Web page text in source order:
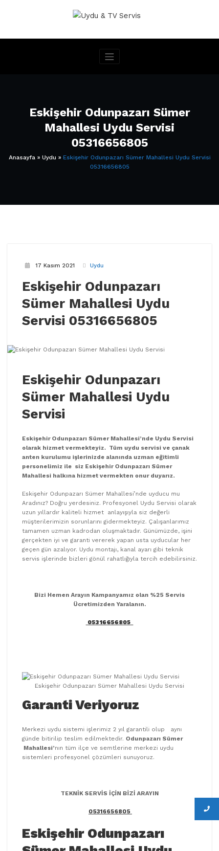
Eskişehir Odunpazarı Sümer
Mahallesi Uydu Servisi
05316656805
Anasayfa » Uydu » Eskişehir Odunpazarı Sümer Mahallesi Uydu Servisi
05316656805
17 Kasım 2021 Uydu
Eskişehir Odunpazarı
Sümer Mahallesi Uydu
Servisi 05316656805
Eskişehir Odunpazarı
Sümer Mahallesi Uydu
Servisi
Eskişehir Odunpazarı Sümer Mahallesi’nde Uydu Servisi
olarak hizmet vermekteyiz. Tüm uydu servisi ve çanak
anten kurulumu işlerinizde alanında uzman eğitimli
personelimiz ile siz Eskişehir Odunpazarı Sümer
Mahallesi halkına hizmet vermekten onur duyarız.
Eskişehir Odunpazarı Sümer Mahallesi’nde uyducu mu
Aradınız? Doğru yerdesiniz. Profesyonel Uydu Servisi olarak
uzun yıllardır kaliteli hizmet anlayışıyla siz değerli
müşterilerimizin sorunlarını gidermekteyiz. Çalışanlarımız
tamamen uzman kadrodan oluşmaktadır. Günümüzde, işini
gerçekten iyi ve garanti vererek yapan usta uyducular her
geçen gün azalıyor. Uydu montajı, kanal ayarı gibi teknik
servis işlerinde bizleri gönül rahatlığıyla tercih edebilirsiniz.
Bizi Hemen Arayın Kampanyamız olan %25 Servis
Ücretimizden Yaralanın.
05316656805
Eskişehir Odunpazarı Sümer Mahallesi Uydu Servisi
Garanti Veriyoruz
Merkezi uydu sistemi işlerimiz 2 yıl garantili olup aynı
günde bitirilip teslim edilmektedir. Odunpazarı Sümer
Mahallesi’nın tüm ilçe ve semtlerine merkezi uydu
sistemleri profesyonel çözümleri sunuyoruz.
TEKNİK SERVİS İÇİN BİZİ ARAYIN
05316656805
Eskişehir Odunpazarı